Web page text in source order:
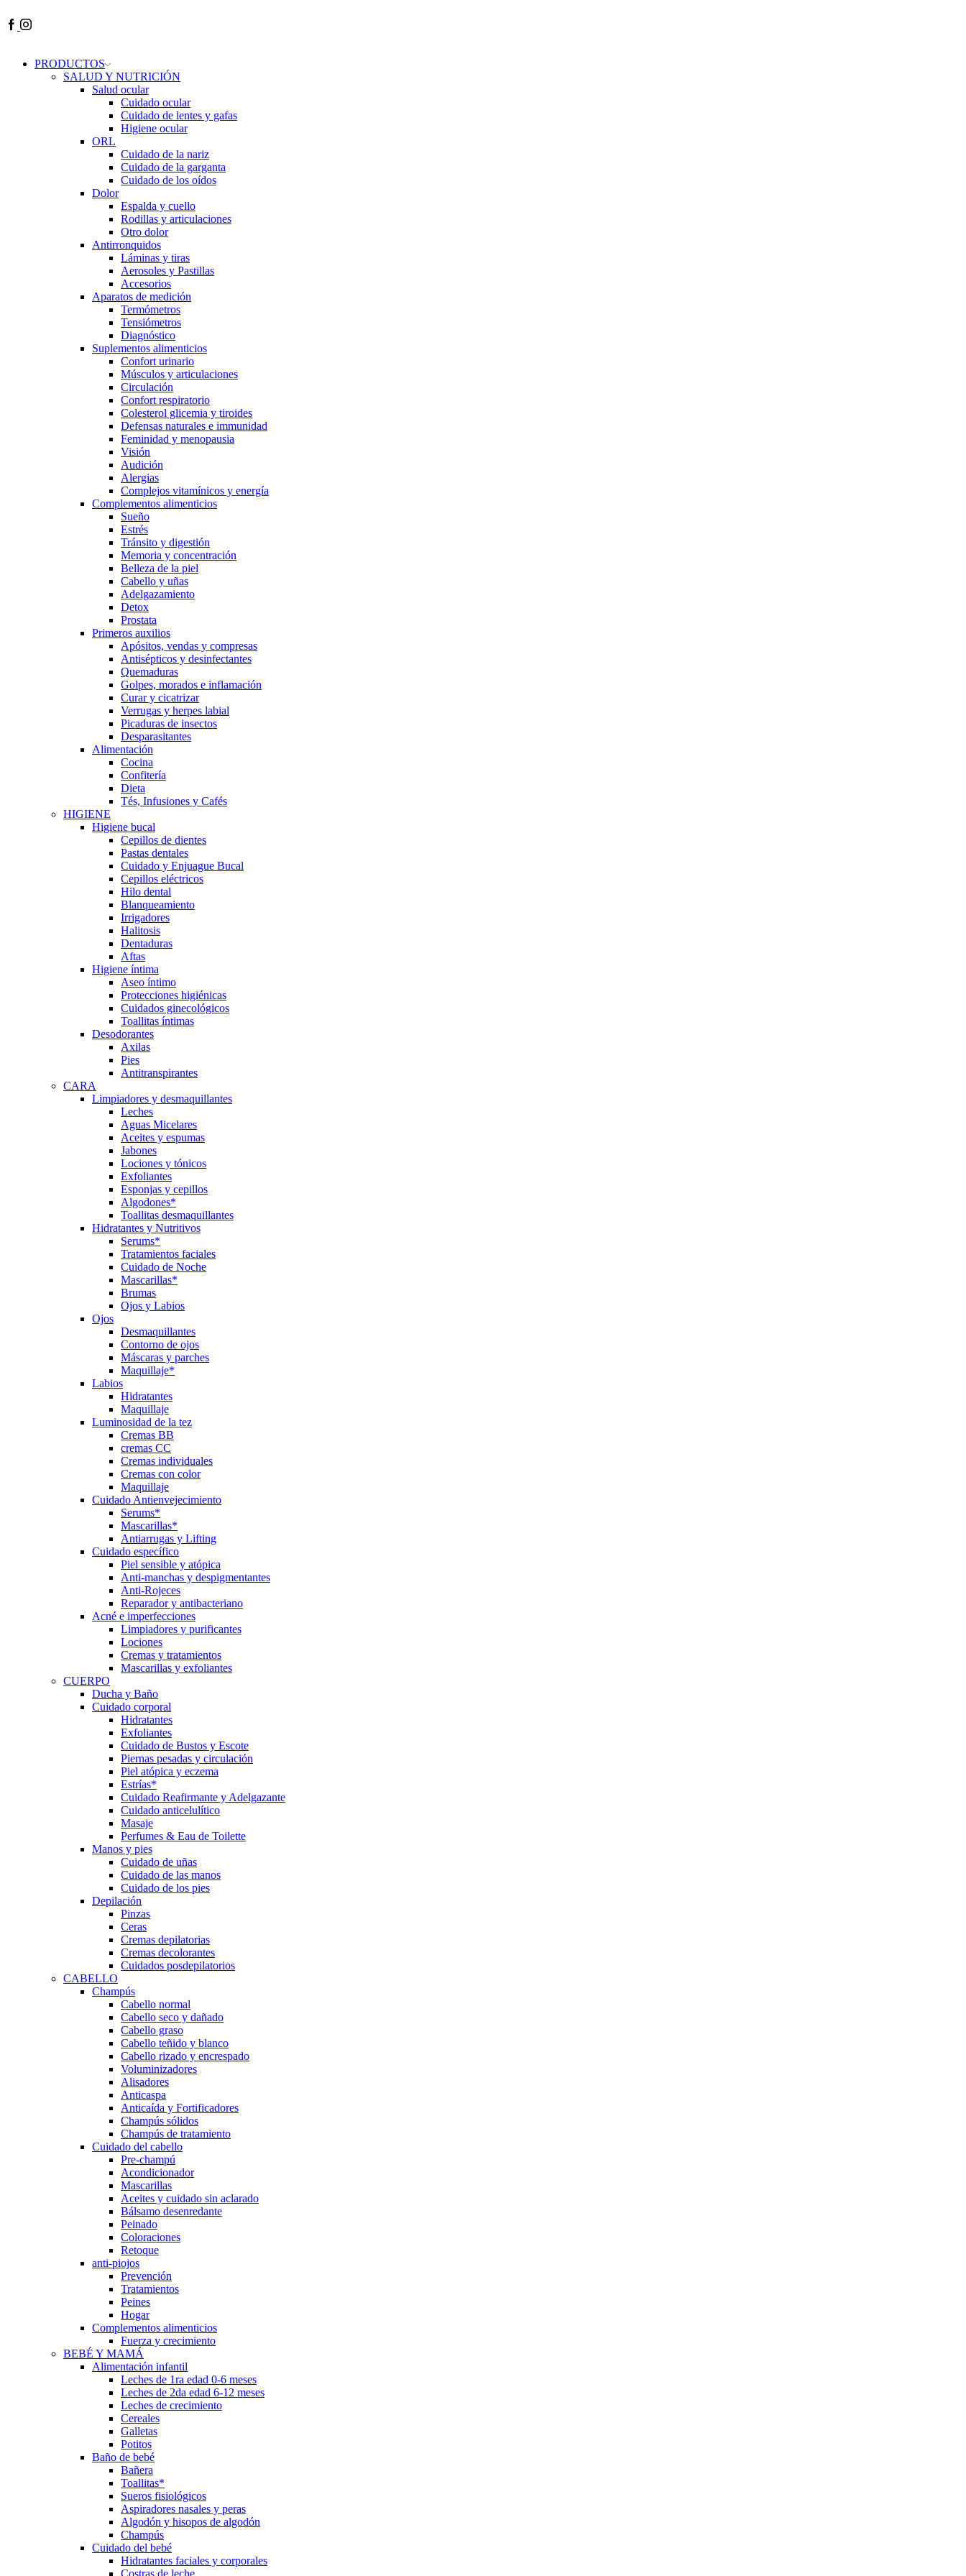
Facebook
Instagram
PRODUCTOS
SALUD Y NUTRICIÓN
Salud ocular
Cuidado ocular
Cuidado de lentes y gafas
Higiene ocular
ORL
​​Cuidado de la nariz
​​Cuidado de la garganta
​​Cuidado de los oídos
Dolor
Espalda y cuello
Rodillas y articulaciones
Otro dolor
Antirronquidos
Láminas y tiras
Aerosoles y Pastillas
Accesorios
Aparatos de medición
Termómetros
Tensiómetros
Diagnóstico
Suplementos alimenticios
Confort urinario
Músculos y articulaciones
Circulación
Confort respiratorio
Colesterol glicemia y tiroides
Defensas naturales e immunidad
Feminidad y menopausia
Visión
Audición
Alergias
Complejos vitamínicos y energía
Complementos alimenticios
Sueño
Estrés
Tránsito y digestión
Memoria y concentración
Belleza de la piel
Cabello y uñas
Adelgazamiento
Detox
Prostata
Primeros auxilios
Apósitos, vendas y compresas
Antisépticos y desinfectantes
Quemaduras
Golpes, morados e inflamación
Curar y cicatrizar
Verrugas y herpes labial
Picaduras de insectos
Desparasitantes
Alimentación
Cocina
Confitería
Dieta
Tés, Infusiones y Cafés
HIGIENE
Higiene bucal
Cepillos de dientes
Pastas dentales
Cuidado y Enjuague Bucal
Cepillos eléctricos
Hilo dental
Blanqueamiento
Irrigadores
Halitosis
Dentaduras
Aftas
Higiene íntima
Aseo íntimo
Protecciones higiénicas
Cuidados ginecológicos
Toallitas íntimas
Desodorantes
Axilas
Pies
Antitranspirantes
CARA
Limpiadores y desmaquillantes
Leches
Aguas Micelares
Aceites y espumas
Jabones
Lociones y tónicos
Exfoliantes
Esponjas y cepillos
Algodones*
Toallitas desmaquillantes
Hidratantes y Nutritivos
Serums*
Tratamientos faciales
Cuidado de Noche
Mascarillas*
Brumas
Ojos y Labios
Ojos
Desmaquillantes
Contorno de ojos
Máscaras y parches
Maquillaje*
Labios
Hidratantes
Maquillaje
Luminosidad de la tez
Cremas BB
cremas CC
Cremas individuales
Cremas con color
Maquillaje
Cuidado Antienvejecimiento
Serums*
Mascarillas*
Antiarrugas y Lifting
Cuidado específico
Piel sensible y atópica
Anti-manchas y despigmentantes
Anti-Rojeces
Reparador y antibacteriano
Acné e imperfecciones
Limpiadores y purificantes
Lociones
Cremas y tratamientos
Mascarillas y exfoliantes
CUERPO
Ducha y Baño
Cuidado corporal
Hidratantes
Exfoliantes
Cuidado de Bustos y Escote
Piernas pesadas y circulación
Piel atópica y eczema
Estrías*
Cuidado Reafirmante y Adelgazante
Cuidado anticelulítico
Masaje
Perfumes & Eau de Toilette
Manos y pies
Cuidado de uñas
Cuidado de las manos
Cuidado de los pies
Depilación
Pinzas
Ceras
Cremas depilatorias
Cremas decolorantes
Cuidados posdepilatorios
CABELLO
Champús
Cabello normal
Cabello seco y dañado
Cabello graso
Cabello teñido y blanco
Cabello rizado y encrespado
Voluminizadores
Alisadores
Anticaspa
Anticaída y Fortificadores
Champús sólidos
Champús de tratamiento
Cuidado del cabello
Pre-champú
Acondicionador
Mascarillas
Aceites y cuidado sin aclarado
Bálsamo desenredante
Peinado
Coloraciones
Retoque
anti-piojos
Prevención
Tratamientos
Peines
Hogar
Complementos alimenticios
Fuerza y crecimiento
BEBÉ Y MAMÁ
Alimentación infantil
Leches de 1ra edad 0-6 meses
Leches de 2da edad 6-12 meses
Leches de crecimiento
Cereales
Galletas
Potitos
Baño de bebé
Bañera
Toallitas*
Sueros fisiológicos
Aspiradores nasales y peras
Algodón y hisopos de algodón
Champús
Cuidado del bebé
Hidratantes faciales y corporales
Costras de leche